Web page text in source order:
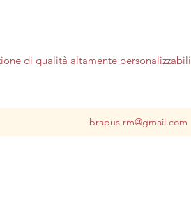
di qualità altamente personalizzabili
brapus.rm@gmail.com